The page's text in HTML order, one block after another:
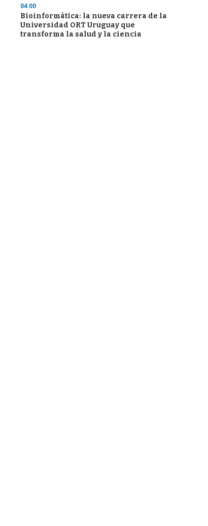
04:00
Bioinformática: la nueva carrera de la
Universidad ORT Uruguay que
transforma la salud y la ciencia